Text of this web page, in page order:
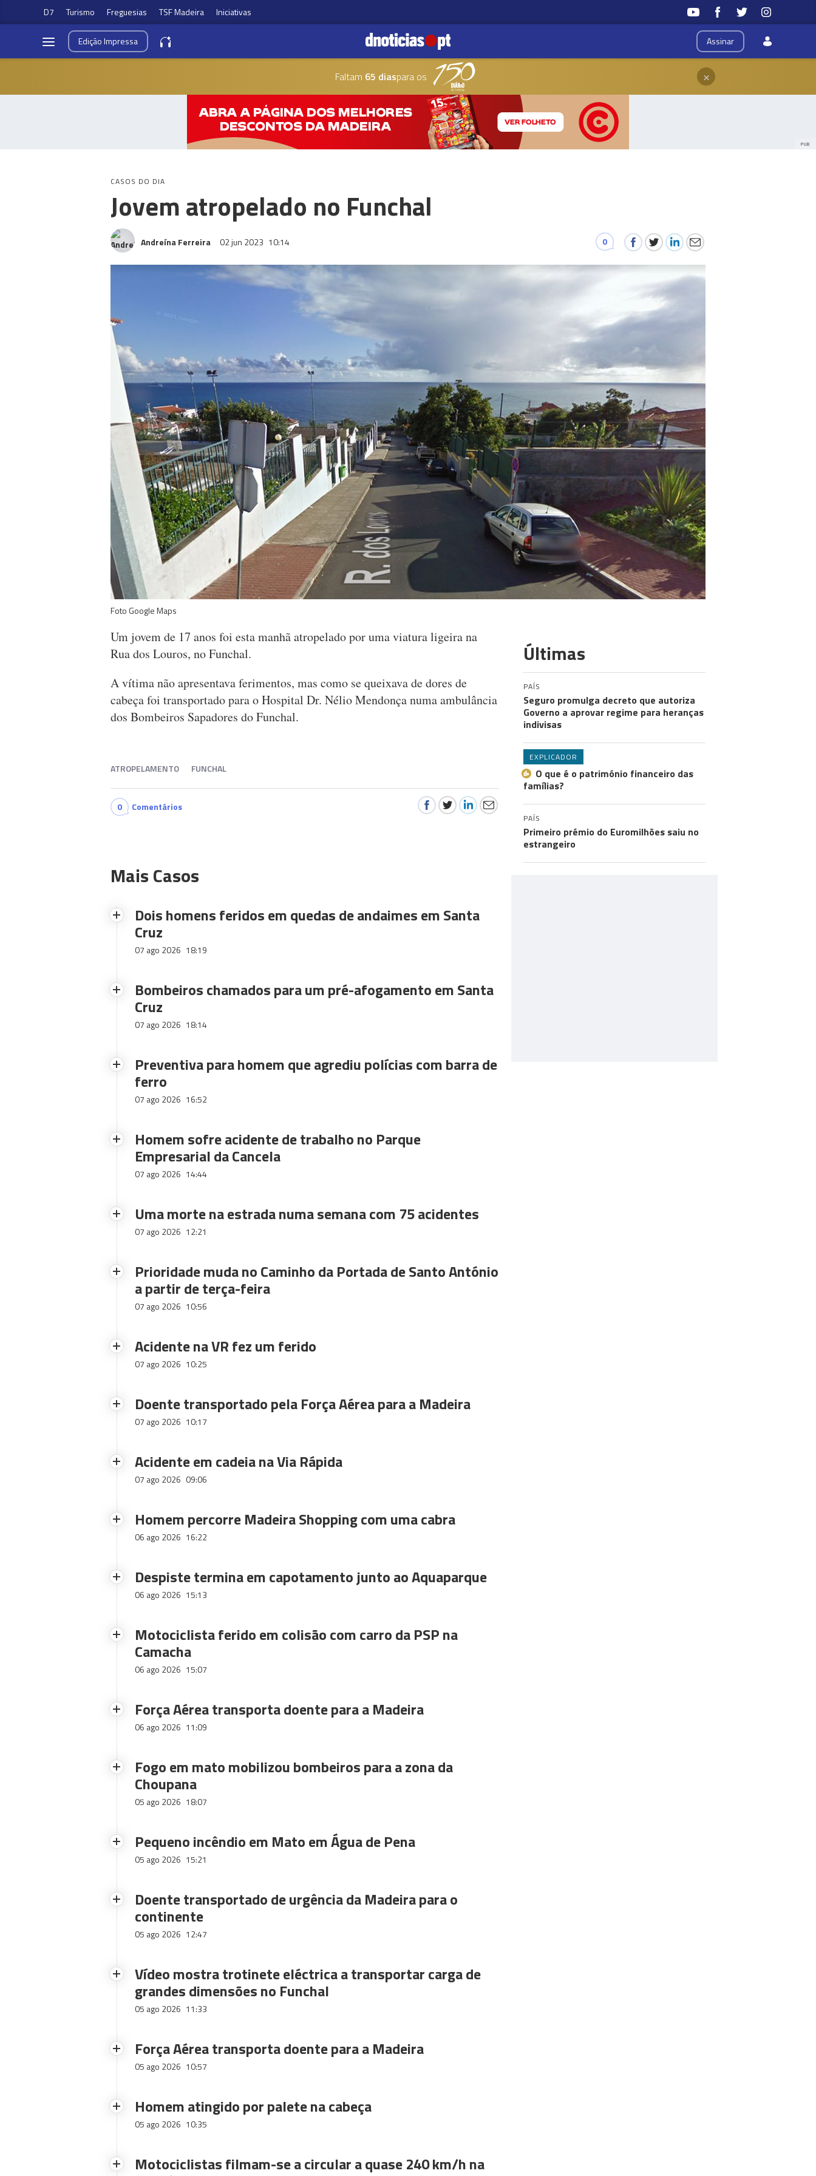
D7 Turismo Freguesias TSF Madeira Iniciativas
Assinar
EdiçãoImpressa
Faltam 65 diaspara os ×
PUB
CASOS DO DIA
Jovem atropelado no Funchal
Andreína Ferreira 02 jun 2023 10:14 0
Foto Google Maps
Um jovem de 17 anos foi esta manhã atropelado por uma viatura ligeira na
Rua dos Louros, no Funchal.
A vítima não apresentava ferimentos, mas como se queixava de dores de
cabeça foi transportado para o Hospital Dr. Nélio Mendonça numa ambulância
dos Bombeiros Sapadores do Funchal.
ATROPELAMENTO FUNCHAL
0 Comentários
Mais Casos
Dois homens feridos em quedas de andaimes em Santa
Cruz
07 ago 2026 18:19
Bombeiros chamados para um pré-afogamento em Santa
Cruz
07 ago 2026 18:14
Preventiva para homem que agrediu polícias com barra de
ferro
07 ago 2026 16:52
Homem sofre acidente de trabalho no Parque
Empresarial da Cancela
07 ago 2026 14:44
Uma morte na estrada numa semana com 75 acidentes
07 ago 2026 12:21
Prioridade muda no Caminho da Portada de Santo António
a partir de terça-feira
07 ago 2026 10:56
Acidente na VR fez um ferido
07 ago 2026 10:25
Doente transportado pela Força Aérea para a Madeira
07 ago 2026 10:17
Acidente em cadeia na Via Rápida
07 ago 2026 09:06
Homem percorre Madeira Shopping com uma cabra
06 ago 2026 16:22
Despiste termina em capotamento junto ao Aquaparque
06 ago 2026 15:13
Motociclista ferido em colisão com carro da PSP na
Camacha
06 ago 2026 15:07
Força Aérea transporta doente para a Madeira
06 ago 2026 11:09
Fogo em mato mobilizou bombeiros para a zona da
Choupana
05 ago 2026 18:07
Pequeno incêndio em Mato em Água de Pena
05 ago 2026 15:21
Doente transportado de urgência da Madeira para o
continente
05 ago 2026 12:47
Vídeo mostra trotinete eléctrica a transportar carga de
grandes dimensões no Funchal
05 ago 2026 11:33
Força Aérea transporta doente para a Madeira
05 ago 2026 10:57
Homem atingido por palete na cabeça
05 ago 2026 10:35
Motociclistas filmam-se a circular a quase 240 km/h na
Últimas
PAÍS
Seguro promulga decreto que autoriza
Governo a aprovar regime para heranças
indivisas
EXPLICADOR
O que é o património financeiro das
famílias?
PAÍS
Primeiro prémio do Euromilhões saiu no
estrangeiro